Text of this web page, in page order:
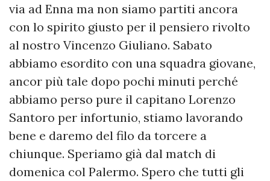
via ad Enna ma non siamo partiti ancora
con lo spirito giusto per il pensiero rivolto
al nostro Vincenzo Giuliano. Sabato
abbiamo esordito con una squadra giovane,
ancor più tale dopo pochi minuti perché
abbiamo perso pure il capitano Lorenzo
Santoro per infortunio, stiamo lavorando
bene e daremo del filo da torcere a
chiunque. Speriamo già dal match di
domenica col Palermo. Spero che tutti gli